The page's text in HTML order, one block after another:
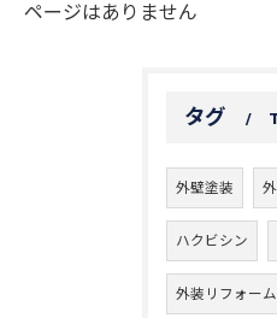
ページはありません
タグ
外壁塗装
ハクビシン
外装リフォーム